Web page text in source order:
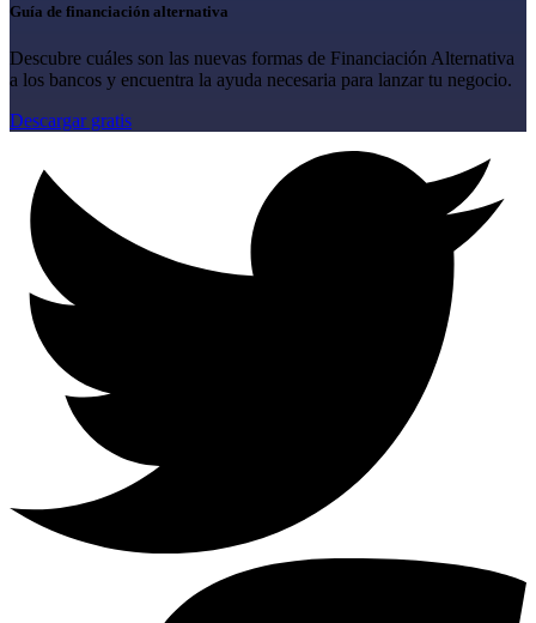
Guía de financiación alternativa
Descubre cuáles son las nuevas formas de Financiación Alternativa
a los bancos y encuentra la ayuda necesaria para lanzar tu negocio.
Descargar gratis